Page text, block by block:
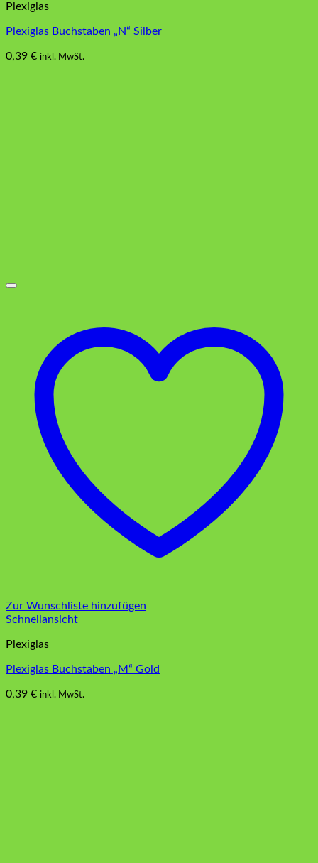
Plexiglas
Plexiglas Buchstaben „N“ Silber
0,39 € inkl. MwSt.
Zur Wunschliste hinzufügen
Schnellansicht
Plexiglas
Plexiglas Buchstaben „M“ Gold
0,39 € inkl. MwSt.